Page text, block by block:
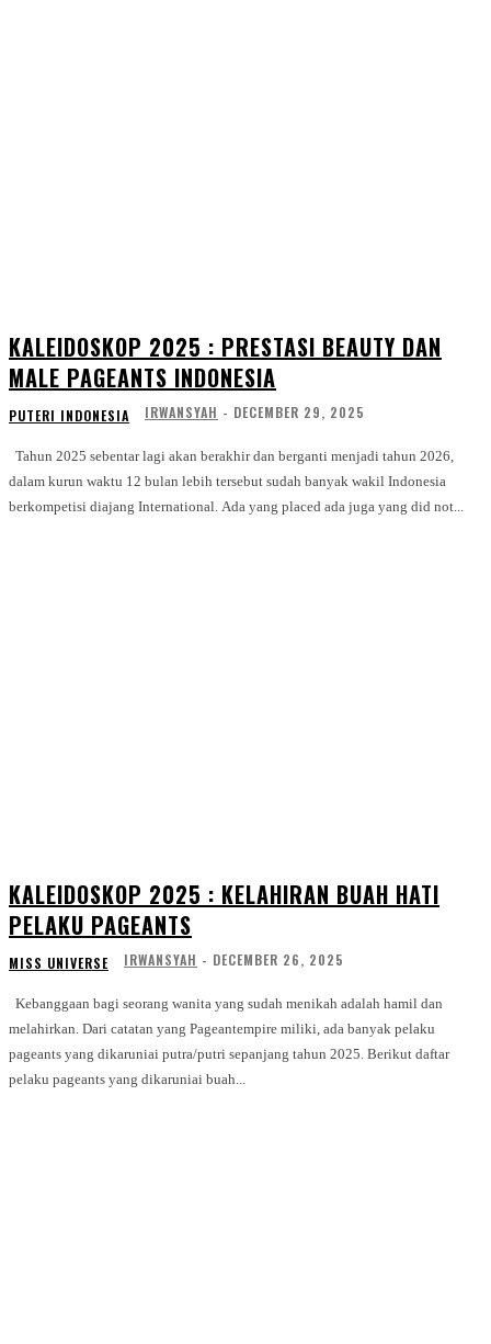
KALEIDOSKOP 2025 : PRESTASI BEAUTY DAN
MALE PAGEANTS INDONESIA
PUTERI INDONESIA IRWANSYAH - DECEMBER 29, 2025
dalam kurun waktu 12 bulan lebih tersebut sudah banyak wakil Indonesia
berkompetisi diajang International. Ada yang placed ada juga yang did not...
KALEIDOSKOP 2025 : KELAHIRAN BUAH HATI
PELAKU PAGEANTS
MISS UNIVERSE IRWANSYAH - DECEMBER 26, 2025
melahirkan. Dari catatan yang Pageantempire miliki, ada banyak pelaku
pageants yang dikaruniai putra/putri sepanjang tahun 2025. Berikut daftar
pelaku pageants yang dikaruniai buah...